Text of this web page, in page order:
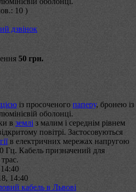
10 )
дзвінок
50 грн.
із просоченого паперу, бронею із
оболонці.
в землі з малим і середнім рівнем
повітрі. Застосовуються
в електричних мережах напругою
Гц. Кабель призначений для
14:40
кабель в Львові